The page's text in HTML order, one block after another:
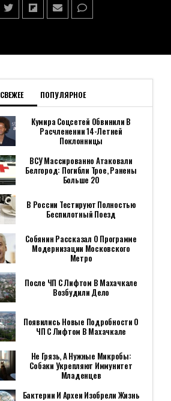
СВЕЖЕЕ ПОПУЛЯРНОЕ
Кумира Соцсетей Обвинили В
Расчленении 14-Летней
Поклонницы
ВСУ Массированно Атаковали
Белгород: Погибли Трое, Ранены
Больше 20
В России Тестируют Полностью
Беспилотный Поезд
Собянин Рассказал О Программе
Модернизации Московского
Метро
После ЧП С Лифтом В Махачкале
Возбудили Дело
Появились Новые Подробности О
ЧП С Лифтом В Махачкале
Не Грязь, А Нужные Микробы:
Собаки Укрепляют Иммунитет
Младенцев
Бактерии И Археи Изобрели Жизнь